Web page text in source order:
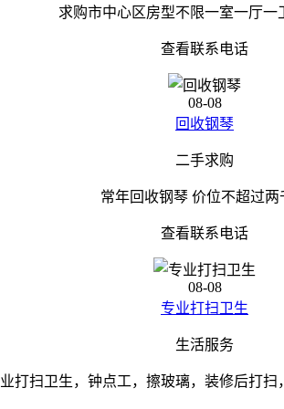
求购市中心区房型不限一室一厅一
查看联系电话
08-08
回收钢琴
二手求购
常年回收钢琴 价位不超过两
查看联系电话
08-08
专业打扫卫生
生活服务
打扫卫生，钟点工，擦玻璃，装修后打扫